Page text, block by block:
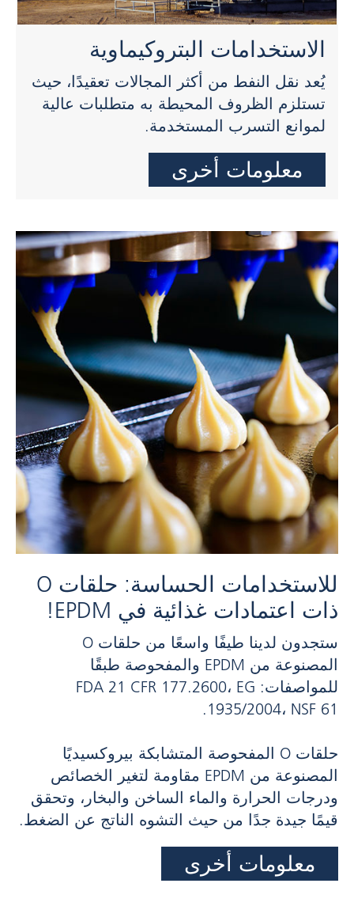
الاستخدامات البتروكيماوية
يُعد نقل النفط من أكثر المجالات تعقيدًا، حيث
تستلزم الظروف المحيطة به متطلبات عالية
لموانع التسرب المستخدمة.
معلومات أخرى
للاستخدامات الحساسة: حلقات O
ذات اعتمادات غذائية في EPDM!
ستجدون لدينا طيفًا واسعًا من حلقات O
المصنوعة من EPDM والمفحوصة طبقًا
للمواصفات: FDA 21 CFR 177.2600، EG
1935/2004، NSF 61.
حلقات O المفحوصة المتشابكة بيروكسيديًا
المصنوعة من EPDM مقاومة لتغير الخصائص
ودرجات الحرارة والماء الساخن والبخار، وتحقق
قيمًا جيدة جدًا من حيث التشوه الناتج عن الضغط.
معلومات أخرى